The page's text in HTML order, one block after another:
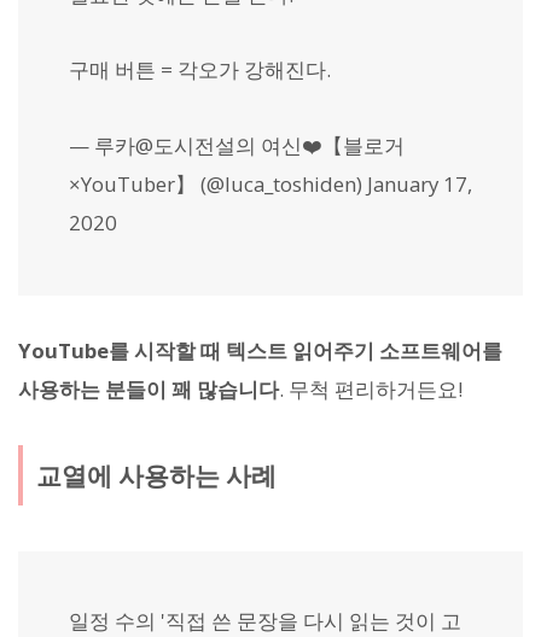
구매 버튼 = 각오가 강해진다.
— 루카@도시전설의 여신❤️【블로거
×YouTuber】 (@luca_toshiden) January 17,
2020
YouTube를 시작할 때 텍스트 읽어주기 소프트웨어를
사용하는 분들이 꽤 많습니다. 무척 편리하거든요!
교열에 사용하는 사례
일정 수의 '직접 쓴 문장을 다시 읽는 것이 고